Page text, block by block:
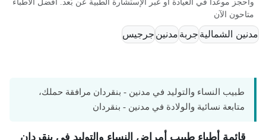
متاحون الآن
مدنين الشماليةجربة مدنينجرجيس
طبيب النساء والتوليد في مدنين - بنقردان مرافقة حملك،
متابعة نسائية والولادة في مدنين - بنقردان
قائمة أطباء طبيب أمراض النساء والتوليد في بنقردان